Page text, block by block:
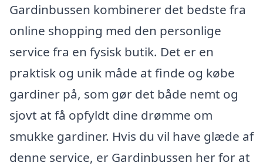
Gardinbussen kombinerer det bedste fra
online shopping med den personlige
service fra en fysisk butik. Det er en
praktisk og unik måde at finde og købe
gardiner på, som gør det både nemt og
sjovt at få opfyldt dine drømme om
smukke gardiner. Hvis du vil have glæde af
denne service, er Gardinbussen her for at